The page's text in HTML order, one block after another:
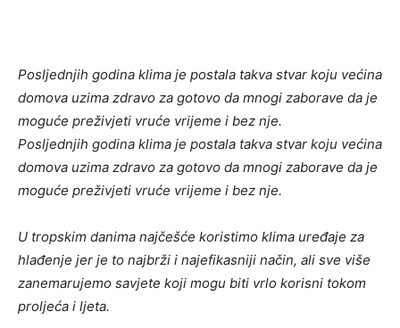
Posljednjih godina klima je postala takva stvar koju većina
domova uzima zdravo za gotovo da mnogi zaborave da je
moguće preživjeti vruće vrijeme i bez nje.
Posljednjih godina klima je postala takva stvar koju većina
domova uzima zdravo za gotovo da mnogi zaborave da je
moguće preživjeti vruće vrijeme i bez nje.
U tropskim danima najčešće koristimo klima uređaje za
hlađenje jer je to najbrži i najefikasniji način, ali sve više
zanemarujemo savjete koji mogu biti vrlo korisni tokom
proljeća i ljeta.